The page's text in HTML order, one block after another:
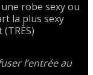
robe sexy ou
la plus sexy
l’entrée au